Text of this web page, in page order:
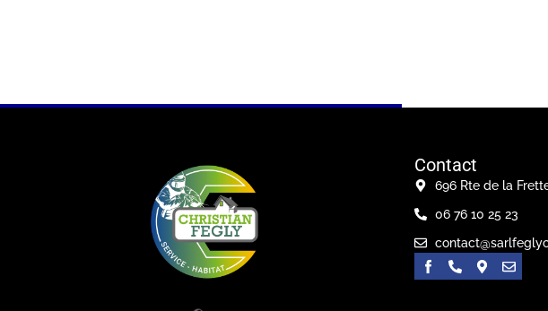
Contact
696 Rte de la
06 76 10 25 23